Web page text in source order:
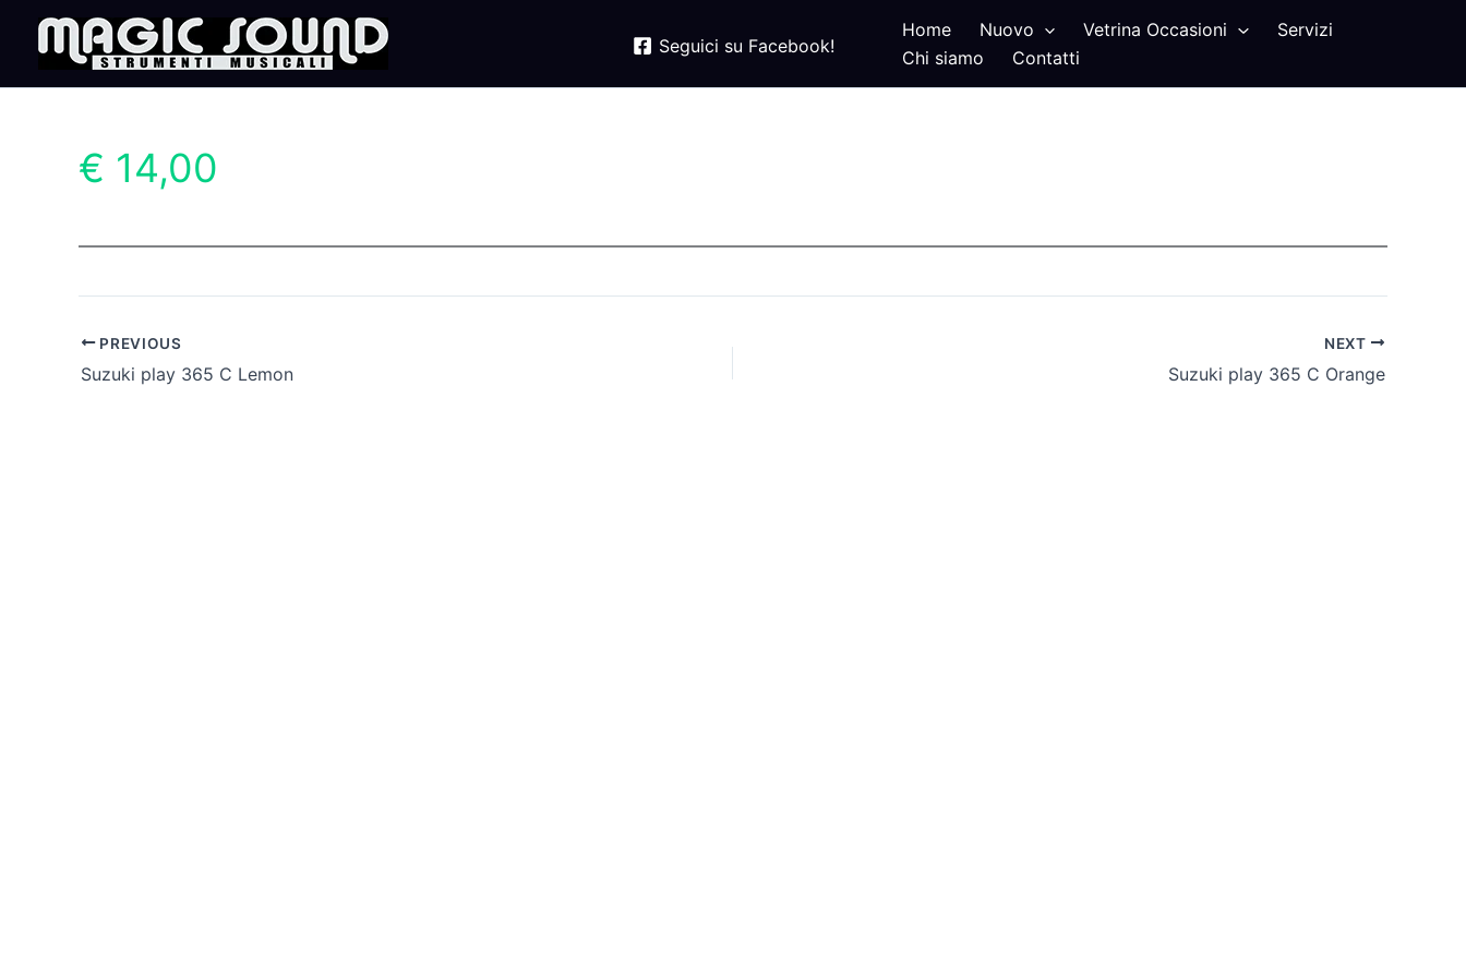
Seguici su Facebook!
Home Nuovo Vetrina Occasioni
Servizi
Chi siamo
Contatti
€ 14,00
PREVIOUS
Suzuki play 365 C Lemon
NEXT
Suzuki play 365 C Orange